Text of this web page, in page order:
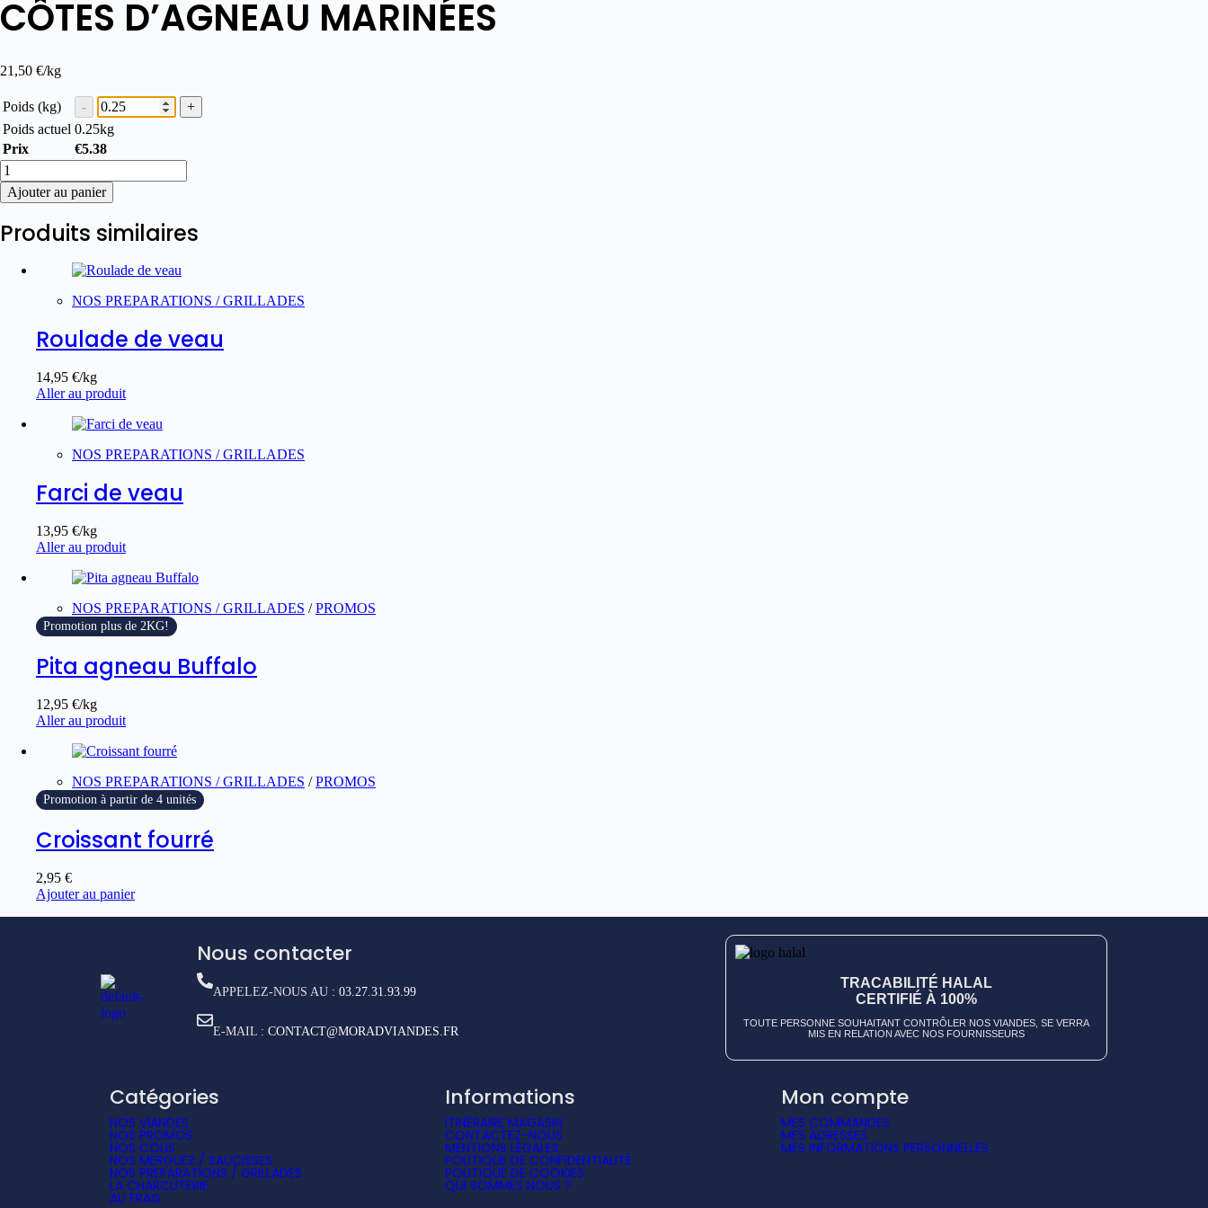
CÔTES D’AGNEAU MARINÉES
21,50 €/kg
Poids (kg)
Poids actuel 0.25kg
Prix
€5.38
Ajouter au panier
Produits similaires
NOS PREPARATIONS / GRILLADES
Roulade de veau
14,95 €/kg
Aller au produit
NOS PREPARATIONS / GRILLADES
Farci de veau
13,95 €/kg
Aller au produit
NOS PREPARATIONS / GRILLADES /PROMOS
Promotion plus de 2KG!
Pita agneau Buffalo
12,95 €/kg
Aller au produit
NOS PREPARATIONS / GRILLADES /PROMOS
Promotion à partir de 4 unités
Croissant fourré
2,95 €
Ajouter au panier
Nous contacter
APPELEZ-NOUS AU :03.27.31.93.99
E-MAIL :CONTACT@MORADVIANDES.FR
TRACABILITÉ HALAL
CERTIFIÉ À 100%
TOUTE PERSONNE SOUHAITANT CONTRÔLER NOS VIANDES, SE VERRA
MIS EN RELATION AVEC NOS FOURNISSEURS
Catégories
NOS VIANDES
NOS PROMOS
NOS COLIS
NOS MERGUEZ / SAUCISSES
NOS PREPARATIONS / GRILLADES
LA CHARCUTERIE
AU FRAIS
Informations
ITINÉRAIRE MAGASIN
CONTACTEZ-NOUS
MENTIONS LÉGALES
POLITIQUE DE CONFIDENTIALITÉ
POLITIQUE DE COOKIES
QUI SOMMES NOUS ?
Mon compte
MES COMMANDES
MES ADRESSES
MES INFORMATIONS PERSONNELLES